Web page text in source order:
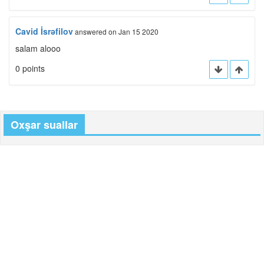
Cavid İsrəfilovanswered on Jan 15 2020
salam alooo
0 points
Oxşar suallar